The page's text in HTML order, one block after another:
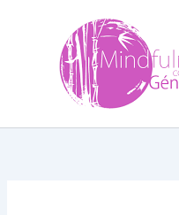
contenido